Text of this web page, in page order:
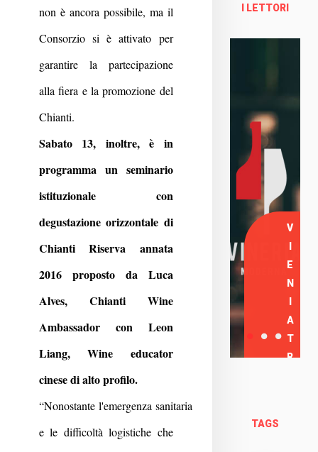
non è ancora possibile, ma il
Consorzio si è attivato per
garantire la partecipazione
alla fiera e la promozione del
Chianti.
Sabato 13, inoltre, è in
programma un seminario
istituzionale con
degustazione orizzontale di
Chianti Riserva annata
2016 proposto da Luca
Alves, Chianti Wine
Ambassador con Leon
Liang, Wine educator
cinese di alto profilo.
“Nonostante l'emergenza sanitaria
e le difficoltà logistiche che
I LETTORI
Enoteca Online e al dettaglio
V
E
N
A
T
R
TAGS